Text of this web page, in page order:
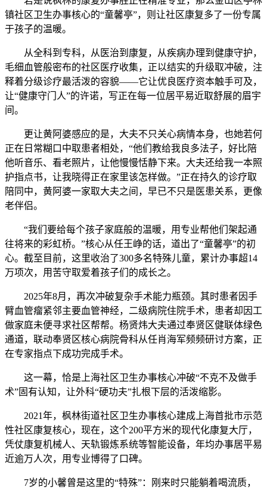
镇社区卫生办事核心的“童馨亭”，则让社区康复多了一份专属
于孩子的温暖。
从全科到专科，从医治到康复，从疾病办理到健康守护，
毛细血管般密布的社区医疗收集，正以结实的升级取冲破，注
释着分级诊疗最活泼的容貌——它让优良医疗资本触手可及，
让“健康守门人”的许诺，写正在每一位居平易近取舒展的眉宇
间。
更让黄阿婆感应的是，大夫不只关心病情本身，也她若何
正在日常糊口中取患者相处，“他们教给我良多法子，好比陪
他听音乐、看老照片，让他慢慢恬静下来。大夫还给我一本照
护指点书，让我晓得正在家里该怎样做。”正在持久的诊疗取
陪同中，黄阿婆一家取大夫之间，早已不只是医患关系，更像
老伴侣。
“我们要给每个孩子家庭般的温暖，用专业帮他们架起通
往将来的彩虹桥。”核心从任王峥的话，道出了“童馨亭”的初
心。截至目前，这里收治了300多名特殊儿童，累计办事超14
万项次，用苦守取爱着孩子们的成长之。
2025年8月，再次冲破复杂手术能力瓶颈。其时患者因手
臂血管瘤紧邻主要血管神经，二级病院住院手术，患者却因工
做家庭未便寻求社区帮帮。杨贤炜大夫通过奉贤区健联体绿色
通道，联动奉贤区核心病院骨科从任肖海军频频研讨方案，正
在专家指点下成功完成手术。
这一幕，恰是上海社区卫生办事核心冲破“不克不及做手
术”固有认知，让外科“硬功夫”扎根下层的活泼缩影。
2021年，枫林街道社区卫生办事核心建成上海首批市示范
性社区康复核心，现在，这个200平方米的现代化康复大厅，
凭仗康复机械人、天轨锻炼系统等智能设备，年均办事居平易
近逾万人次，用专业博得了口碑。
7岁的小馨曾是这里的“特殊”：刚来时只能躺着喝流质，